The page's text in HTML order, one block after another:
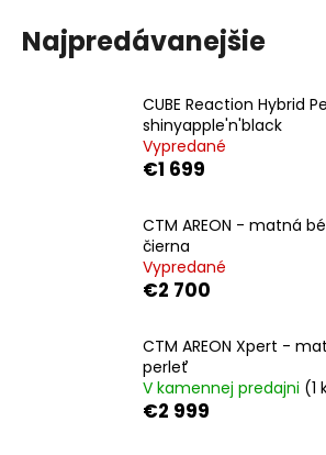
Najpredávanejšie
CUBE Reaction Hybrid
shinyapple'n'black
Vypredané
€1 699
CTM AREON - matná
čierna
Vypredané
€2 700
CTM AREON Xpert -
perleť
V kamennej predajni (1
€2 999
o